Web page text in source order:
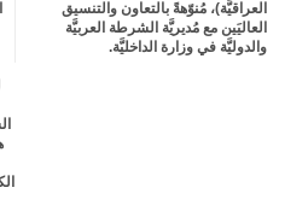
العراقيَّة)، مُنوّهةً بالتعاون والتنسيق
العاليَين مع مُديريَّة الشرطة العربيَّة
والدوليَّة في وزارة الداخليَّة.